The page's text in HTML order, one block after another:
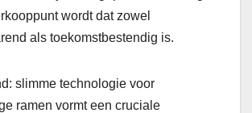
wordt dat zowel
als toekomstbestendig is.
slimme technologie voor
ramen vormt een cruciale